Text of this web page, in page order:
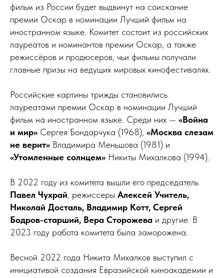
фильм из России будет выдвинут на соискание
премии Оскар в номинации Лучший фильм на
иностранном языке. Комитет состоит из российских
лауреатов и номинантов премии Оскар, а также
режиссёров и продюсеров, чьи фильмы получали
главные призы на ведущих мировых кинофестивалях.
Российские картины трижды становились
лауреатами премии Оскар в номинации Лучший
фильм на иностранном языке. Среди них — «Война
и мир» Сергея Бондарчука (1968), «Москва слезам
не верит» Владимира Меньшова (1981) и
«Утомленные солнцем» Никиты Михалкова (1994).
В 2022 году из комитета вышли его председатель
Павел Чухрай, режиссеры Алексей Учитель,
Николай Досталь, Владимир Котт, Сергей
Бодров-старший, Вера Сторожева и другие. В
2023 году работа комитета была заморожена.
Весной 2022 года Никита Михалков выступил с
инициативой создания Евразийской киноакадемии и